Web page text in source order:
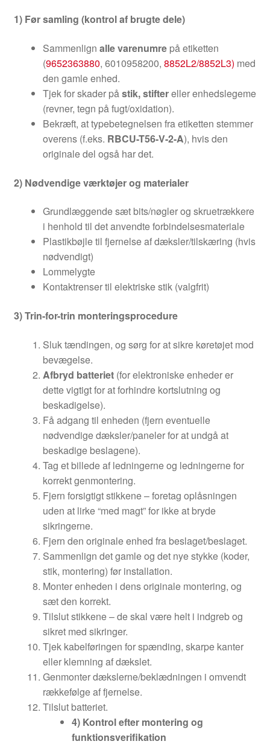
1) Før samling (kontrol af brugte dele)
Sammenlign alle varenumrepå etiketten
(9652363880, 6010958200, 8852L2/8852L3) med
den gamle enhed.
Tjek for skader påstik, stiftereller enhedslegeme
(revner, tegn på fugt/oxidation).
Bekræft, at typebetegnelsen fra etiketten stemmer
overens (f.eks. RBCU-T56-V-2-A), hvis den
originale del også har det.
2) Nødvendige værktøjer og materialer
Grundlæggende sæt bits/nøgler og skruetrækkere
i henhold til det anvendte forbindelsesmateriale
Plastikbøjle til fjernelse af dæksler/tilskæring (hvis
nødvendigt)
Lommelygte
Kontaktrenser til elektriske stik (valgfrit)
3) Trin-for-trin monteringsprocedure
Sluk tændingen, og sørg for at sikre køretøjet mod
bevægelse.
Afbryd batteriet(for elektroniske enheder er
dette vigtigt for at forhindre kortslutning og
beskadigelse).
Få adgang til enheden (fjern eventuelle
nødvendige dæksler/paneler for at undgå at
beskadige beslagene).
Tag et billede af ledningerne og ledningerne for
korrekt genmontering.
Fjern forsigtigt stikkene – foretag oplåsningen
uden at lirke “med magt” for ikke at bryde
sikringerne.
Fjern den originale enhed fra beslaget/beslaget.
Sammenlign det gamle og det nye stykke (koder,
stik, montering) før installation.
Monter enheden i dens originale montering, og
sæt den korrekt.
Tilslut stikkene – de skal være helt i indgreb og
sikret med sikringer.
Tjek kabelføringen for spænding, skarpe kanter
eller klemning af dækslet.
Genmonter dækslerne/beklædningen i omvendt
rækkefølge af fjernelse.
Tilslut batteriet.
4) Kontrol efter montering og
funktionsverifikation